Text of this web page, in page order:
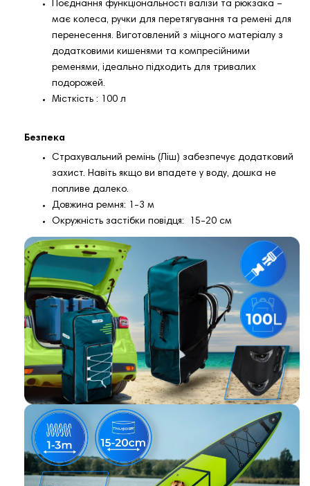
Поєднання функціональності валізи та рюкзака –
має колеса, ручки для перетягування та ремені для
перенесення. Виготовлений з міцного матеріалу з
додатковими кишенями та компресійними
ременями, ідеально підходить для тривалих
подорожей.
Місткість : 100 л
Безпека
Страхувальний ремінь (Ліш) забезпечує додатковий
захист. Навіть якщо ви впадете у воду, дошка не
попливе далеко.
Довжина ремня: 1-3 м
Окружність застібки повідця: 15-20 см